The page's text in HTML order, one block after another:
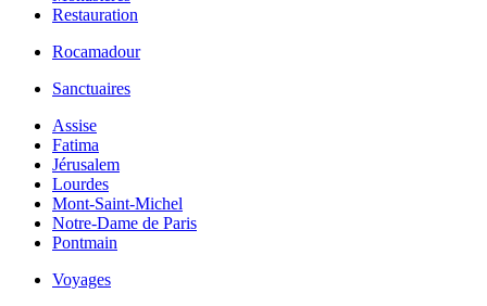
Restauration
Rocamadour
Sanctuaires
Assise
Fatima
Jérusalem
Lourdes
Mont-Saint-Michel
Notre-Dame de Paris
Pontmain
Voyages